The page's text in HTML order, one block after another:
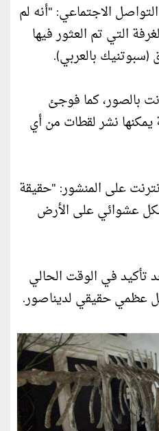
الاجتماعي: "أنه لم
التي تم العثور فيها
بالعربي).
بالصور، كما فوجئ
يمكنها نشر لقطات من أي
على المنشور: "حقيقة
عشوائي على الأرض
تأكيد في الوقت الحالي
عظمي حقيقي لديناصور.